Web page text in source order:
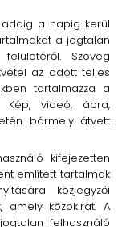
a napig kerül
a jogtalan
Szöveg
az adott teljes
tartalmazza a
Kép, videó, ábra,
bármely átvett
kifejezetten
említett tartalmak
közjegyzői
amely közokirat. A
felhasználó